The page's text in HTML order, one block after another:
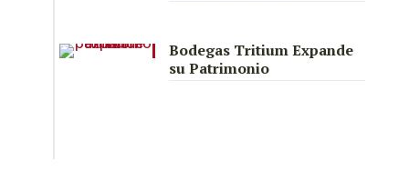
Bodegas Tritium Expande
su Patrimonio